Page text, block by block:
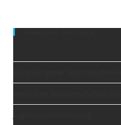
Neueste Beiträge